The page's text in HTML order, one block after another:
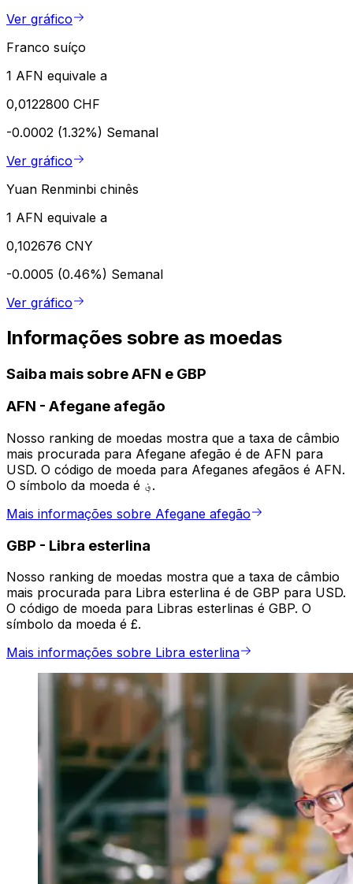
Ver gráfico
Franco suíço
1 AFN equivale a
0,0122800 CHF
-0.0002 (1.32%) Semanal
Ver gráfico
Yuan Renminbi chinês
1 AFN equivale a
0,102676 CNY
-0.0005 (0.46%) Semanal
Ver gráfico
Informações sobre as moedas
Saiba mais sobre AFN e GBP
AFN - Afegane afegão
Nosso ranking de moedas mostra que a taxa de câmbio
mais procurada para Afegane afegão é de AFN para
USD. O código de moeda para Afeganes afegãos é AFN.
O símbolo da moeda é ؋.
Mais informações sobre Afegane afegão
GBP - Libra esterlina
Nosso ranking de moedas mostra que a taxa de câmbio
mais procurada para Libra esterlina é de GBP para USD.
O código de moeda para Libras esterlinas é GBP. O
símbolo da moeda é £.
Mais informações sobre Libra esterlina